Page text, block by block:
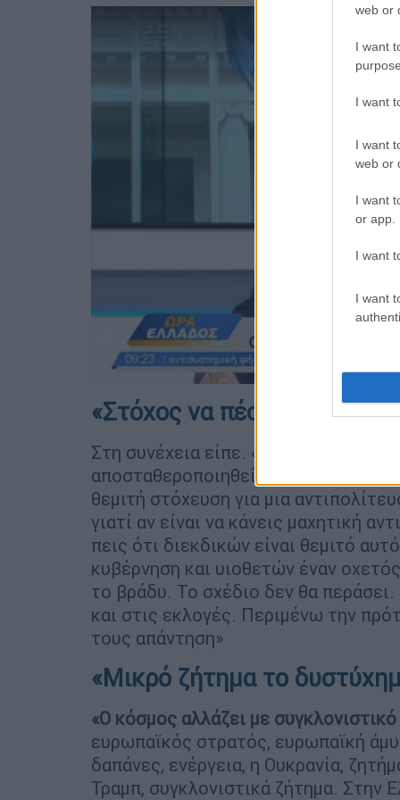
web or
I want
I want
I want
web or
I want
or app.
I want
I want
«Στόχος να πέσει η
Στη συνέχεια είπε. «Η στόχευση
αποσταθεροποιηθεί η χώρα, να
θεμιτή στόχευση για μια
γιατί αν είναι να κάνεις μαχητική
πεις ότι διεκδικών είναι θεμιτό
κυβέρνηση και υιοθετών έναν
το βράδυ. Το σχέδιο δεν θα
και στις εκλογές. Περιμένω την
τους απάντηση»
«Μικρό ζήτημα το
«Ο κόσμος αλλάζει με
ευρωπαϊκός στρατός, ευρωπαϊκή
δαπάνες, ενέργεια, η Ουκρανία,
Τραμπ, συγκλονιστικά ζήτημα. Στην